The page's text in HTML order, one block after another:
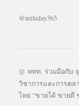
@mileday365
ททท. ร่วมมือกับ
วิชาการและการตล
ไทย “ขายได้ ขายดี